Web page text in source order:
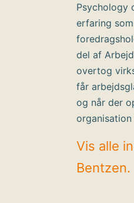
Psychology
erfaring
del af
overtog
får
og når der
Vis alle
Bentzen.